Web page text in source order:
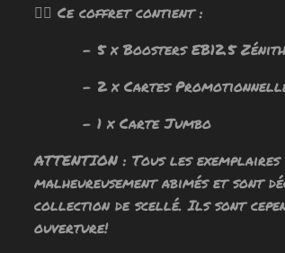
🧙‍♂️ Ce coffret contient :
- 5 x Boosters EB12.5 Zénith
- 2 x Cartes Promotionnelles
- 1 x Carte Jumbo
ATTENTION : Tous les
malheureusement abimés et sont
collection de scellé. Ils sont
ouverture!